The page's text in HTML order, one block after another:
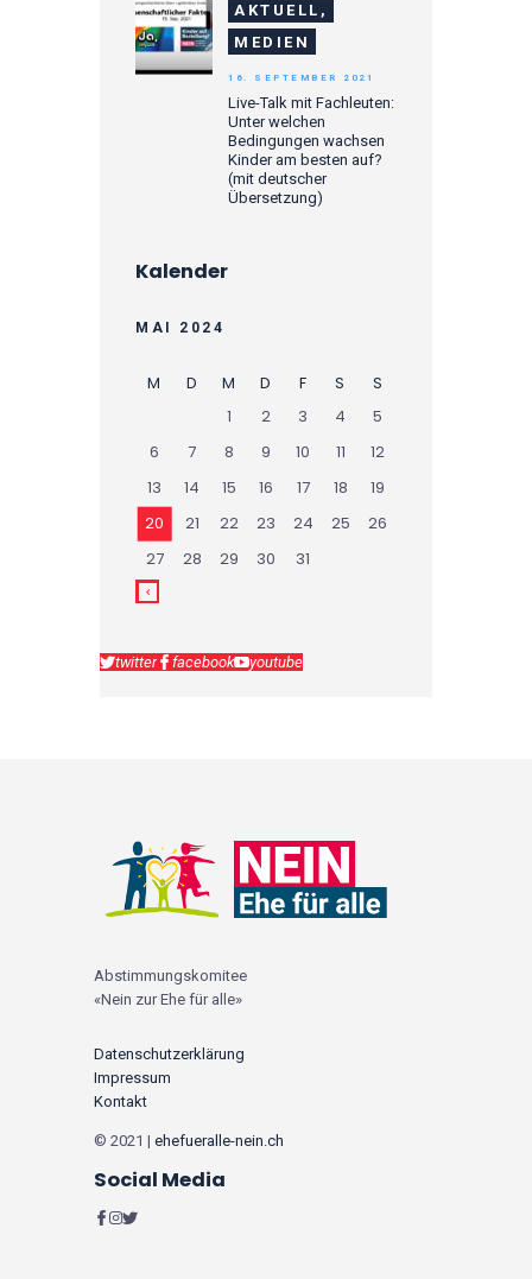
AKTUELL,
MEDIEN
Live-Talk mit Fachleuten:
Unter welchen
Bedingungen wachsen
Kinder am besten auf?
(mit deutscher
Übersetzung)
16. SEPTEMBER 2021
Kalender
MAI 2024
M D M D F S
S
1
2 3 4
5
6
7 8 9 10 11
12
13
14 15 16 17 18
19
20
21 22 23 24 25
26
27
28 29 30 31
twitter facebook youtube
Abstimmungskomitee
«Nein zur Ehe für alle»
Datenschutzerklärung
Impressum
Kontakt
© 2021 | ehefueralle-nein.ch
Social Media